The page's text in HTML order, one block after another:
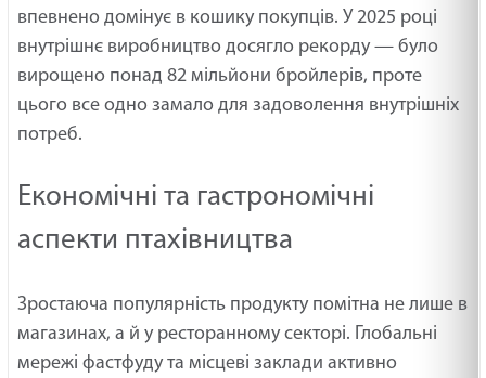
впевнено домінує в кошику покупців. У 2025 році
внутрішнє виробництво досягло рекорду — було
вирощено понад 82 мільйони бройлерів, проте
цього все одно замало для задоволення внутрішніх
потреб.
Економічні та гастрономічні
аспекти птахівництва
Зростаюча популярність продукту помітна не лише в
магазинах, а й у ресторанному секторі. Глобальні
мережі фастфуду та місцеві заклади активно